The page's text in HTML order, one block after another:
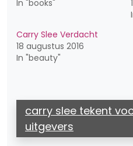
In "books"
Carry Slee Verdacht
18 augustus 2016
In "beauty"
carry slee tekent
uitgevers